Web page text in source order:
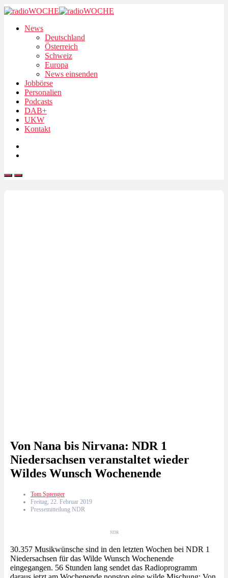
News
Deutschland
Österreich
Schweiz
Europa
News einsenden
Jobbörse
Personalien
Podcasts
DAB+
UKW
Kontakt
Von Nana bis Nirvana: NDR 1
Niedersachsen veranstaltet wieder
Wildes Wunsch Wochenende
Tom Sprenger
Freitag, 22. Februar 2019
Pressemitteilung NDR
NDR
30.357 Musikwünsche sind in den letzten Wochen bei NDR 1
Niedersachsen für das Wilde Wunsch Wochenende
eingegangen. 56 Stunden lang sendet das Radioprogramm